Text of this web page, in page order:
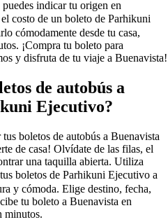
indicar tu origen en
costo de un boleto de Parhikuni
cómodamente desde tu casa,
¡Compra tu boleto para
y disfruta de tu viaje a Buenavista!
de autobús a
Ejecutivo?
boletos de autobús a Buenavista
de casa! Olvídate de las filas, el
una taquilla abierta. Utiliza
boletos de Parhikuni Ejecutivo a
y cómoda. Elige destino, fecha,
tu boleto a Buenavista en
minutos.